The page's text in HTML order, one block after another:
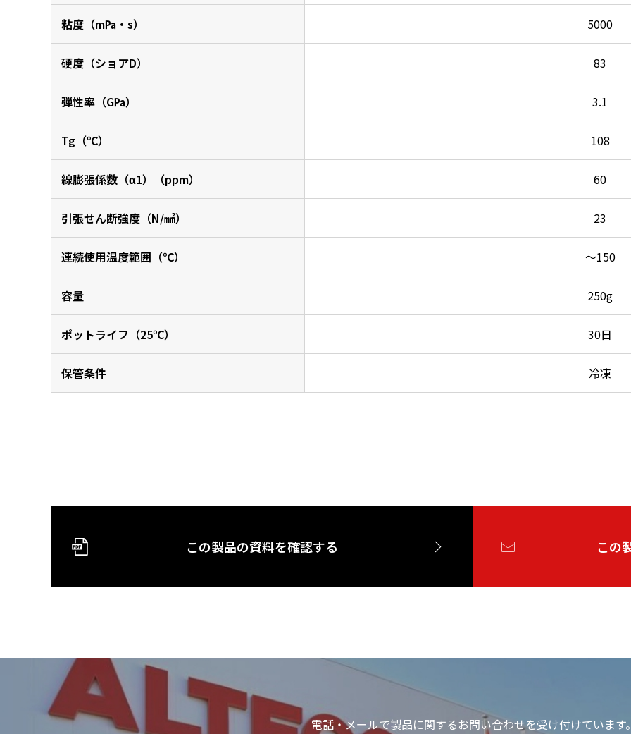
粘度（m㎩・s） 5000
硬度（ショアD） 83
弾性率（G㎩） 3.1
Tg（℃） 108
線膨張係数（α1）（ppm） 60
引張せん断強度（N/㎟） 23
連続使用温度範囲（℃） ～150
容量 250g
ポットライフ（25℃） 30日
保管条件 冷凍
この製品の資料を確認する この
電話・メールで製品に関するお問い合わせを受け付けています